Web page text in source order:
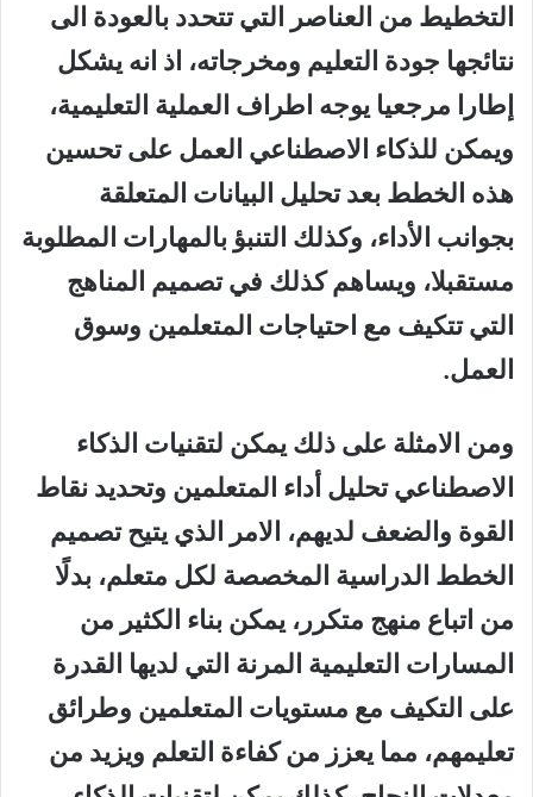
التخطيط من العناصر التي تتحدد بالعودة الى
نتائجها جودة التعليم ومخرجاته، اذ انه يشكل
إطارا مرجعيا يوجه اطراف العملية التعليمية،
ويمكن للذكاء الاصطناعي العمل على تحسين
هذه الخطط بعد تحليل البيانات المتعلقة
بجوانب الأداء، وكذلك التنبؤ بالمهارات المطلوبة
مستقبلا، ويساهم كذلك في تصميم المناهج
التي تتكيف مع احتياجات المتعلمين وسوق
العمل.
ومن الامثلة على ذلك يمكن لتقنيات الذكاء
الاصطناعي تحليل أداء المتعلمين وتحديد نقاط
القوة والضعف لديهم، الامر الذي يتيح تصميم
الخطط الدراسية المخصصة لكل متعلم، بدلًا
من اتباع منهج متكرر، يمكن بناء الكثير من
المسارات التعليمية المرنة التي لديها القدرة
على التكيف مع مستويات المتعلمين وطرائق
تعليمهم، مما يعزز من كفاءة التعلم ويزيد من